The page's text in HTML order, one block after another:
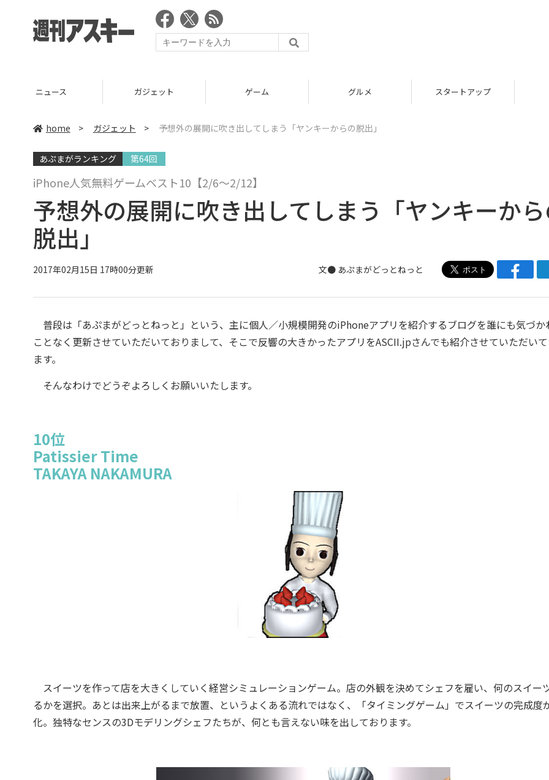
ニュース ガジェット ゲーム グルメ スタートアップ
home > ガジェット > 予想外の展開に吹き出してしまう「ヤンキーからの脱出」
あぷまがランキング 第64回
iPhone人気無料ゲームベスト10【2/6～2/12】
予想外の展開に吹き出してしまう「ヤンキーか
脱出」
2017年02月15日 17時00分更新 文● あぷまがどっとねっと
普段は「あぷまがどっとねっと」という、主に個人／小規模開発のiPhoneアプリを紹介するブログを誰にも気づか
ことなく更新させていただいておりまして、そこで反響の大きかったアプリをASCII.jpさんでも紹介させていただいて
ます。
そんなわけでどうぞよろしくお願いいたします。
10位
Patissier Time
TAKAYA NAKAMURA
スイーツを作って店を大きくしていく経営シミュレーションゲーム。店の外観を決めてシェフを雇い、何のスイー
るかを選択。あとは出来上がるまで放置、というよくある流れではなく、「タイミングゲーム」でスイーツの完成度
化。独特なセンスの3Dモデリングシェフたちが、何とも言えない味を出しております。